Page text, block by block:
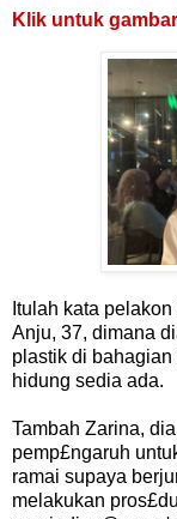
Klik untuk
Itulah kata
Anju, 37, dimana
plastik di
hidung sedia ada.
Tambah Zarina,
pemp£ngaruh
ramai supaya
melakukan